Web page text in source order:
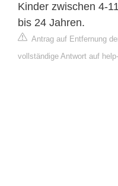
Kinder zwischen 4-
bis 24 Jahren.
Antrag auf Entfernung
vollständige Antwort auf